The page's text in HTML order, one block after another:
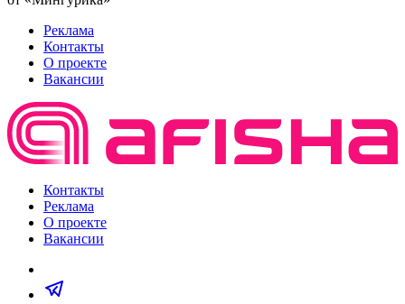
Реклама
Контакты
О проекте
Вакансии
Контакты
Реклама
О проекте
Вакансии